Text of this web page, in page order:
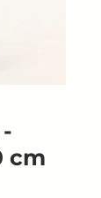
cm